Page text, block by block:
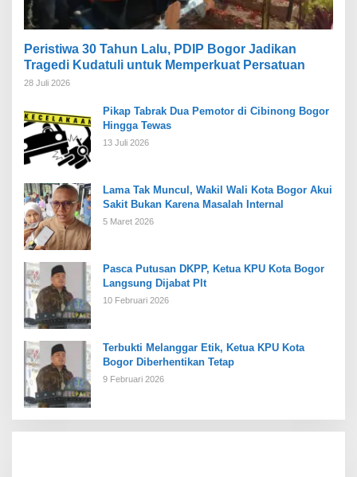
Peristiwa 30 Tahun Lalu, PDIP Bogor Jadikan
Tragedi Kudatuli untuk Memperkuat Persatuan
28 Juli 2026
Pikap Tabrak Dua Pemotor di Cibinong Bogor
Hingga Tewas
13 Juli 2026
Lama Tak Muncul, Wakil Wali Kota Bogor Akui
Sakit Bukan Karena Masalah Internal
5 Maret 2026
Pasca Putusan DKPP, Ketua KPU Kota Bogor
Langsung Dijabat Plt
10 Februari 2026
Terbukti Melanggar Etik, Ketua KPU Kota
Bogor Diberhentikan Tetap
9 Februari 2026